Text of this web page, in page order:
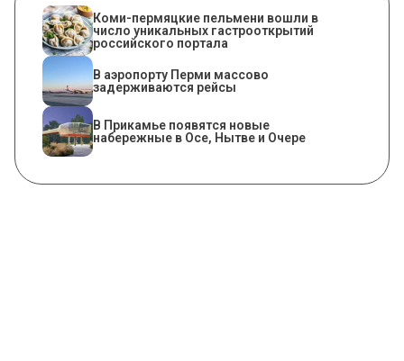
Коми-пермяцкие пельмени вошли в
число уникальных гастрооткрытий
российского портала
В аэропорту Перми массово
задерживаются рейсы
В Прикамье появятся новые
набережные в Осе, Нытве и Очере